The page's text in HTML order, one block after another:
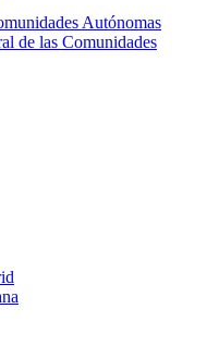
Autónomas
de las Comunidades